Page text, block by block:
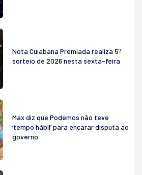
Nota Cuiabana Premiada realiza 5º
sorteio de 2026 nesta sexta-feira
Max diz que Podemos não teve
‘tempo hábil’ para encarar disputa ao
governo